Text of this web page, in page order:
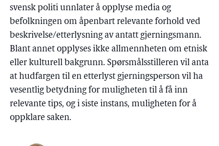
svensk politi unnlater å opplyse media og
befolkningen om åpenbart relevante forhold ved
beskrivelse/etterlysning av antatt gjerningsmann.
Blant annet opplyses ikke allmennheten om etnisk
eller kulturell bakgrunn. Spørsmålsstilleren vil anta
at hudfargen til en etterlyst gjerningsperson vil ha
vesentlig betydning for muligheten til å få inn
relevante tips, og i siste instans, muligheten for å
oppklare saken.